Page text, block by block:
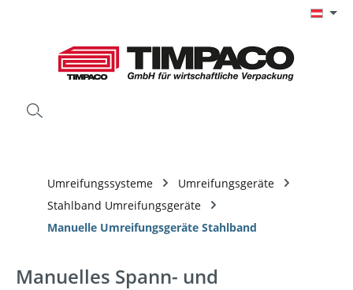
Umreifungssysteme
Umreifungsgeräte
Stahlband Umreifungsgeräte
Manuelle Umreifungsgeräte Stahlband
Manuelles Spann- und